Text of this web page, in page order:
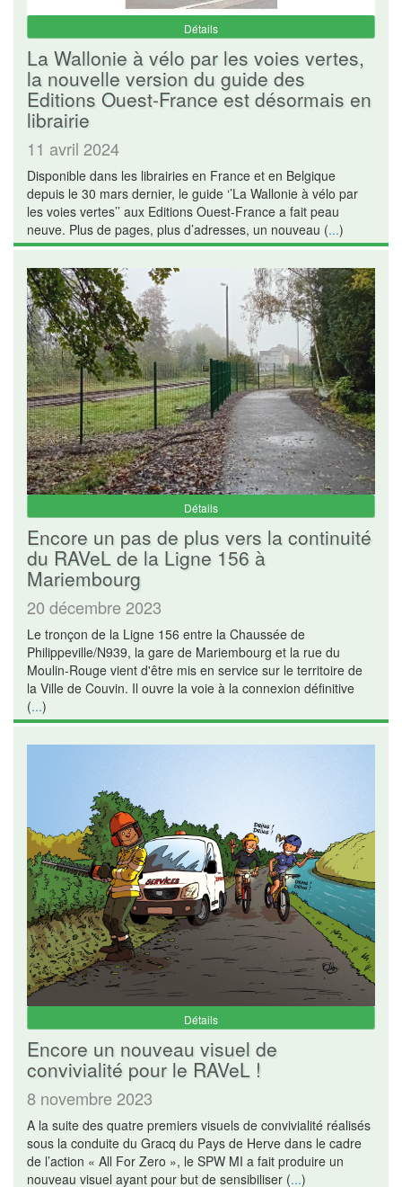
Détails
La Wallonie à vélo par les voies vertes,
la nouvelle version du guide des
Editions Ouest-France est désormais en
librairie
11 avril 2024
Disponible dans les librairies en France et en Belgique
depuis le 30 mars dernier, le guide ‘’La Wallonie à vélo par
les voies vertes’’ aux Editions Ouest-France a fait peau
neuve. Plus de pages, plus d’adresses, un nouveau (...)
Détails
Encore un pas de plus vers la continuité
du RAVeL de la Ligne 156 à
Mariembourg
20 décembre 2023
Le tronçon de la Ligne 156 entre la Chaussée de
Philippeville/N939, la gare de Mariembourg et la rue du
Moulin-Rouge vient d'être mis en service sur le territoire de
la Ville de Couvin. Il ouvre la voie à la connexion définitive
(...)
Détails
Encore un nouveau visuel de
convivialité pour le RAVeL !
8 novembre 2023
A la suite des quatre premiers visuels de convivialité réalisés
sous la conduite du Gracq du Pays de Herve dans le cadre
de l’action « All For Zero », le SPW MI a fait produire un
nouveau visuel ayant pour but de sensibiliser (...)